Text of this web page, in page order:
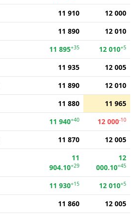
11 910
12 000
11 890
12 010
11 895+35 12 010+5
11 935
12 005
11 890
12 010
11 880
11 965
11 940+40 12 000-10
11 870 12 005
11
904.10+29
12
000.10+45
11 930+15 12 010+5
11 860
12 005